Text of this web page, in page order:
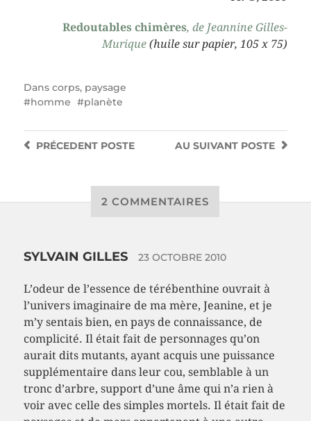
Redoutables chimères, de Jeannine Gilles-
Murique(huile sur papier, 105 x 75)
Dans corps, paysage
homme
planète
AU SUIVANT POSTE
PRÉCEDENTPOSTE
2 COMMENTAIRES
SYLVAIN GILLES 23 OCTOBRE 2010
L’odeur de l’essence de térébenthine ouvrait à
l’univers imaginaire de ma mère, Jeanine, et je
m’y sentais bien, en pays de connaissance, de
complicité. Il était fait de personnages qu’on
aurait dits mutants, ayant acquis une puissance
supplémentaire dans leur cou, semblable à un
tronc d’arbre, support d’une âme qui n’a rien à
voir avec celle des simples mortels. Il était fait de